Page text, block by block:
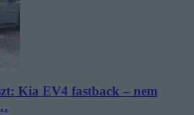
Kia EV4 fastback – nem